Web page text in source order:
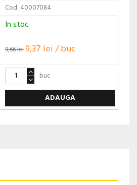
Cod: 40007084
In stoc
9,66 lei9,37 lei / buc
buc
ADAUGA